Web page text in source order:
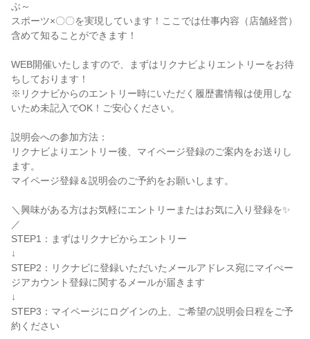
ぶ～
スポーツ×〇〇を実現しています！ここでは仕事内容（店舗経営）
含めて知ることができます！
WEB開催いたしますので、まずはリクナビよりエントリーをお待
ちしております！
※リクナビからのエントリー時にいただく履歴書情報は使用しな
いため未記入でOK！ご安心ください。
説明会への参加方法：
リクナビよりエントリー後、マイページ登録のご案内をお送りし
ます。
マイページ登録＆説明会のご予約をお願いします。
＼興味がある方はお気軽にエントリーまたはお気に入り登録を✨
／
STEP1：まずはリクナビからエントリー
↓
STEP2：リクナビに登録いただいたメールアドレス宛にマイぺー
ジアカウント登録に関するメールが届きます
↓
STEP3：マイページにログインの上、ご希望の説明会日程をご予
約ください